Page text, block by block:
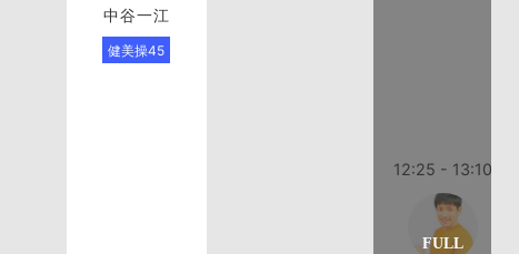
中谷一江
健美操45
12:25 - 13:10